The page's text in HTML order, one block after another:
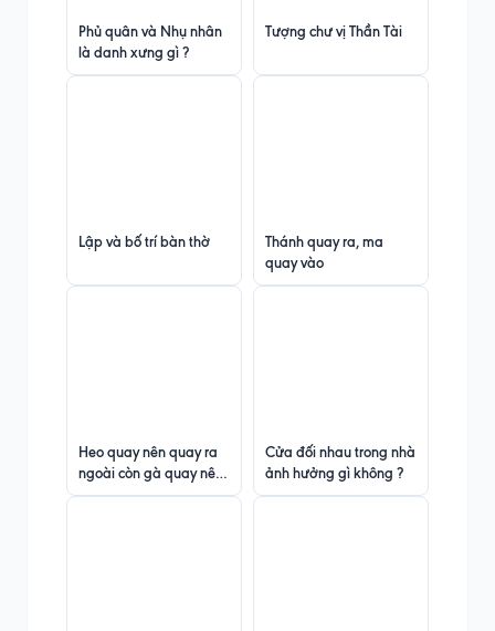
Phủ quân và Nhụ nhân
là danh xưng gì ?
Tượng chư vị Thần Tài
Lập và bố trí bàn thờ
Thánh quay ra, ma
quay vào
Heo quay nên quay ra
ngoài còn gà quay nên
quay vào trong
Cửa đối nhau trong nhà
ảnh hưởng gì không ?